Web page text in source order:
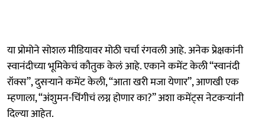
या प्रोमोने सोशल मीडियावर मोठी चर्चा रंगवली आहे. अनेक प्रेक्षकांनी
स्वानंदीच्या भूमिकेचं कौतुक केलं आहे. एकाने कमेंट केली “स्वानंदी
रॉक्स”, दुसऱ्याने कमेंट केली, “आता खरी मजा येणार”, आणखी एक
म्हणाला, “अंशुमन-चिंगीचं लग्न होणार का?” अशा कमेंट्स नेटकऱ्यांनी
दिल्या आहेत.